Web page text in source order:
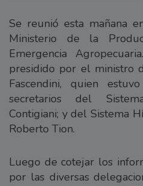
Se reunió esta mañana
Ministerio de la
Emergencia
presidido por el ministro
Fascendini, quien
secretarios del
Contigiani; y del Sistema
Roberto Tion.
Luego de cotejar los
por las diversas